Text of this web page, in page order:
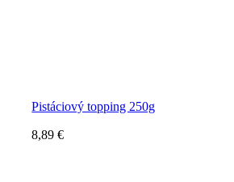
Pistáciový topping 250g
8,89€